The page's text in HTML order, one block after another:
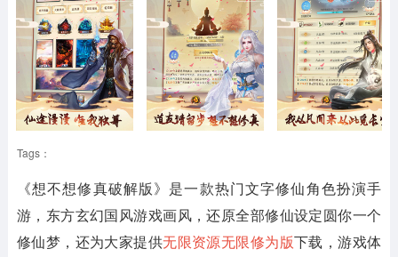
Tags：
《想不想修真破解版》 是一款热门文字修仙角色扮演手
游，东方玄幻国风游戏画风，还原全部修仙设定圆你一个
修仙梦，还为大家提供无限资源无限修为版下载，游戏体